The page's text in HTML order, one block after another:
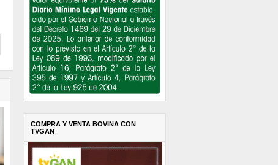
COMPRA Y VENTA BOVINA CON
TVGAN